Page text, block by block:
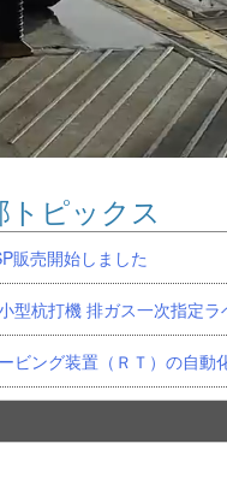
トピックス
販売開始しました
型杭打機 排ガス一次指定
ビング装置（ＲＴ）の自動